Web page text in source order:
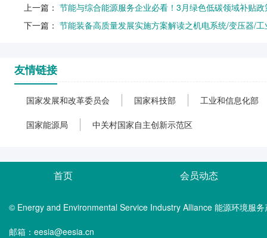
上一篇： 节能与综合能源服务企业必看！3月绿色低碳领域补贴
下一篇： 节能装备高质量发展实施方案解读之机电系统/变压器/
友情链接
国家发展和改革委员会 国家科技部 工业和信息化部
国家能源局 中关村国家自主创新示范区
首页 会员动态
© Energy and Environmental Service Industry Alliance 能源环境服
邮箱：eesia@eesia.cn